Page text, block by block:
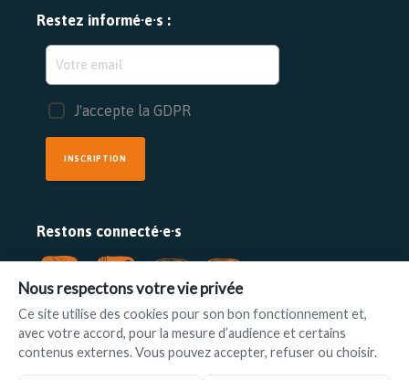
Restez informé·e·s :
J'accepte la GDPR
INSCRIPTION
Restons connecté·e·s
FAIRE UN DON
Nous respectons votre vie privée
Ce site utilise des cookies pour son bon fonctionnement et,
avec votre accord, pour la mesure d’audience et certains
contenus externes. Vous pouvez accepter, refuser ou choisir.